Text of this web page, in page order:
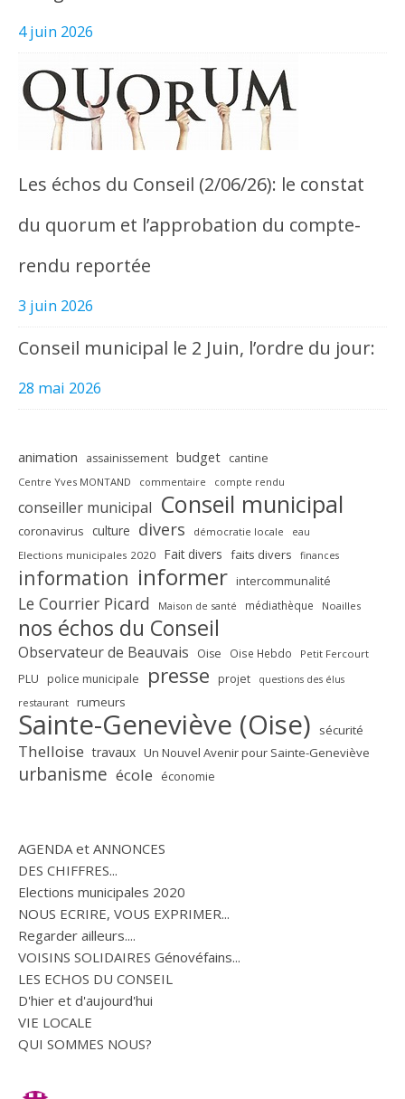
4 juin 2026
Les échos du Conseil (2/06/26): le constat
du quorum et l’approbation du compte-
rendu reportée
3 juin 2026
Conseil municipal le 2 Juin, l’ordre du jour:
28 mai 2026
animation assainissement budget cantine
Centre Yves MONTAND commentaire compte rendu
conseiller municipal Conseil municipal
coronavirus culture divers démocratie locale eau
Elections municipales 2020 Fait divers faits divers finances
information informer intercommunalité
Le Courrier Picard Maison de santé médiathèque Noailles
nos échos du Conseil
Observateur de Beauvais Oise Oise Hebdo Petit Fercourt
PLU police municipale presse projet questions des élus
restaurant rumeurs
Sainte-Geneviève (Oise) sécurité
Thelloise travaux Un Nouvel Avenir pour Sainte-Geneviève
urbanisme école économie
AGENDA et ANNONCES
DES CHIFFRES...
Elections municipales 2020
NOUS ECRIRE, VOUS EXPRIMER...
Regarder ailleurs....
VOISINS SOLIDAIRES Génovéfains...
LES ECHOS DU CONSEIL
D'hier et d'aujourd'hui
VIE LOCALE
QUI SOMMES NOUS?